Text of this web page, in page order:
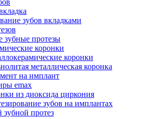
зубов вкладками
зубные протезы
коронки
коронки
металлическая коронка
на имплант
emax
из диоксида циркония
зубов на имплантах
протез